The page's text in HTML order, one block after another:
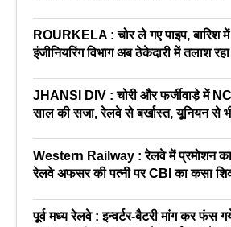
ROURKELA : चोर ले गए पाइप, बारिश में
इंजीनियरिंग विभाग अब ठेकेदारी में तलाश
JHANSI DIV : चोरी और फर्जीवाड़े में
साल की सजा, रेलवे से बर्खास्त, यूनियन से
Western Railway : रेलवे में प्रमोशन का
रेलवे अफसर की पत्नी पर CBI का कसा
पूर्व मध्य रेलवे : इन्वर्टर-बैटरी मांग कर फंस